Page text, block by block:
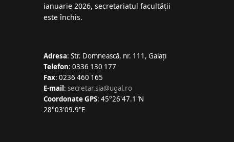
ianuarie 2026, secretariatul facultății
este închis.
Adresa: Str. Domnească, nr. 111, Galați
Telefon: 0336 130 177
Fax: 0236 460 165
E-mail: secretar.sia@ugal.ro
Coordonate GPS: 45°26'47.1"N
28°03'09.9"E